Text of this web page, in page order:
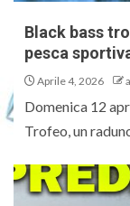
Black bass
pesca
Aprile 4, 2026
Domenica 12
Trofeo, un